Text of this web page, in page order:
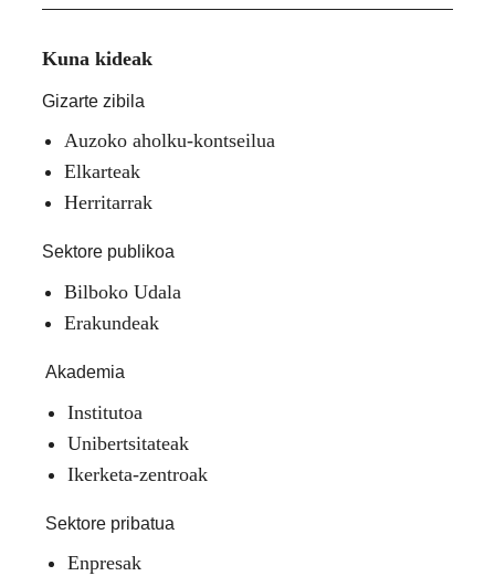
Kuna kideak
Gizarte zibila
Auzoko aholku-kontseilua
Elkarteak
Herritarrak
Sektore publikoa
Bilboko Udala
Erakundeak
Akademia
Institutoa
Unibertsitateak
Ikerketa-zentroak
Sektore pribatua
Enpresak